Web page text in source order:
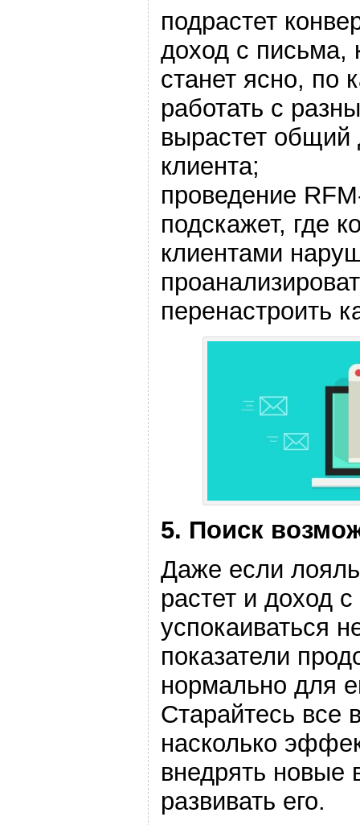
подрастет
доход с письма,
станет ясно, по
работать с
вырастет общий
клиента;
проведение
подскажет, где
клиентами
перенастроить
5. Поиск
Даже если
растет и доход
успокаиваться
показатели
нормально для
Старайтесь все
насколько
внедрять новые
развивать его.